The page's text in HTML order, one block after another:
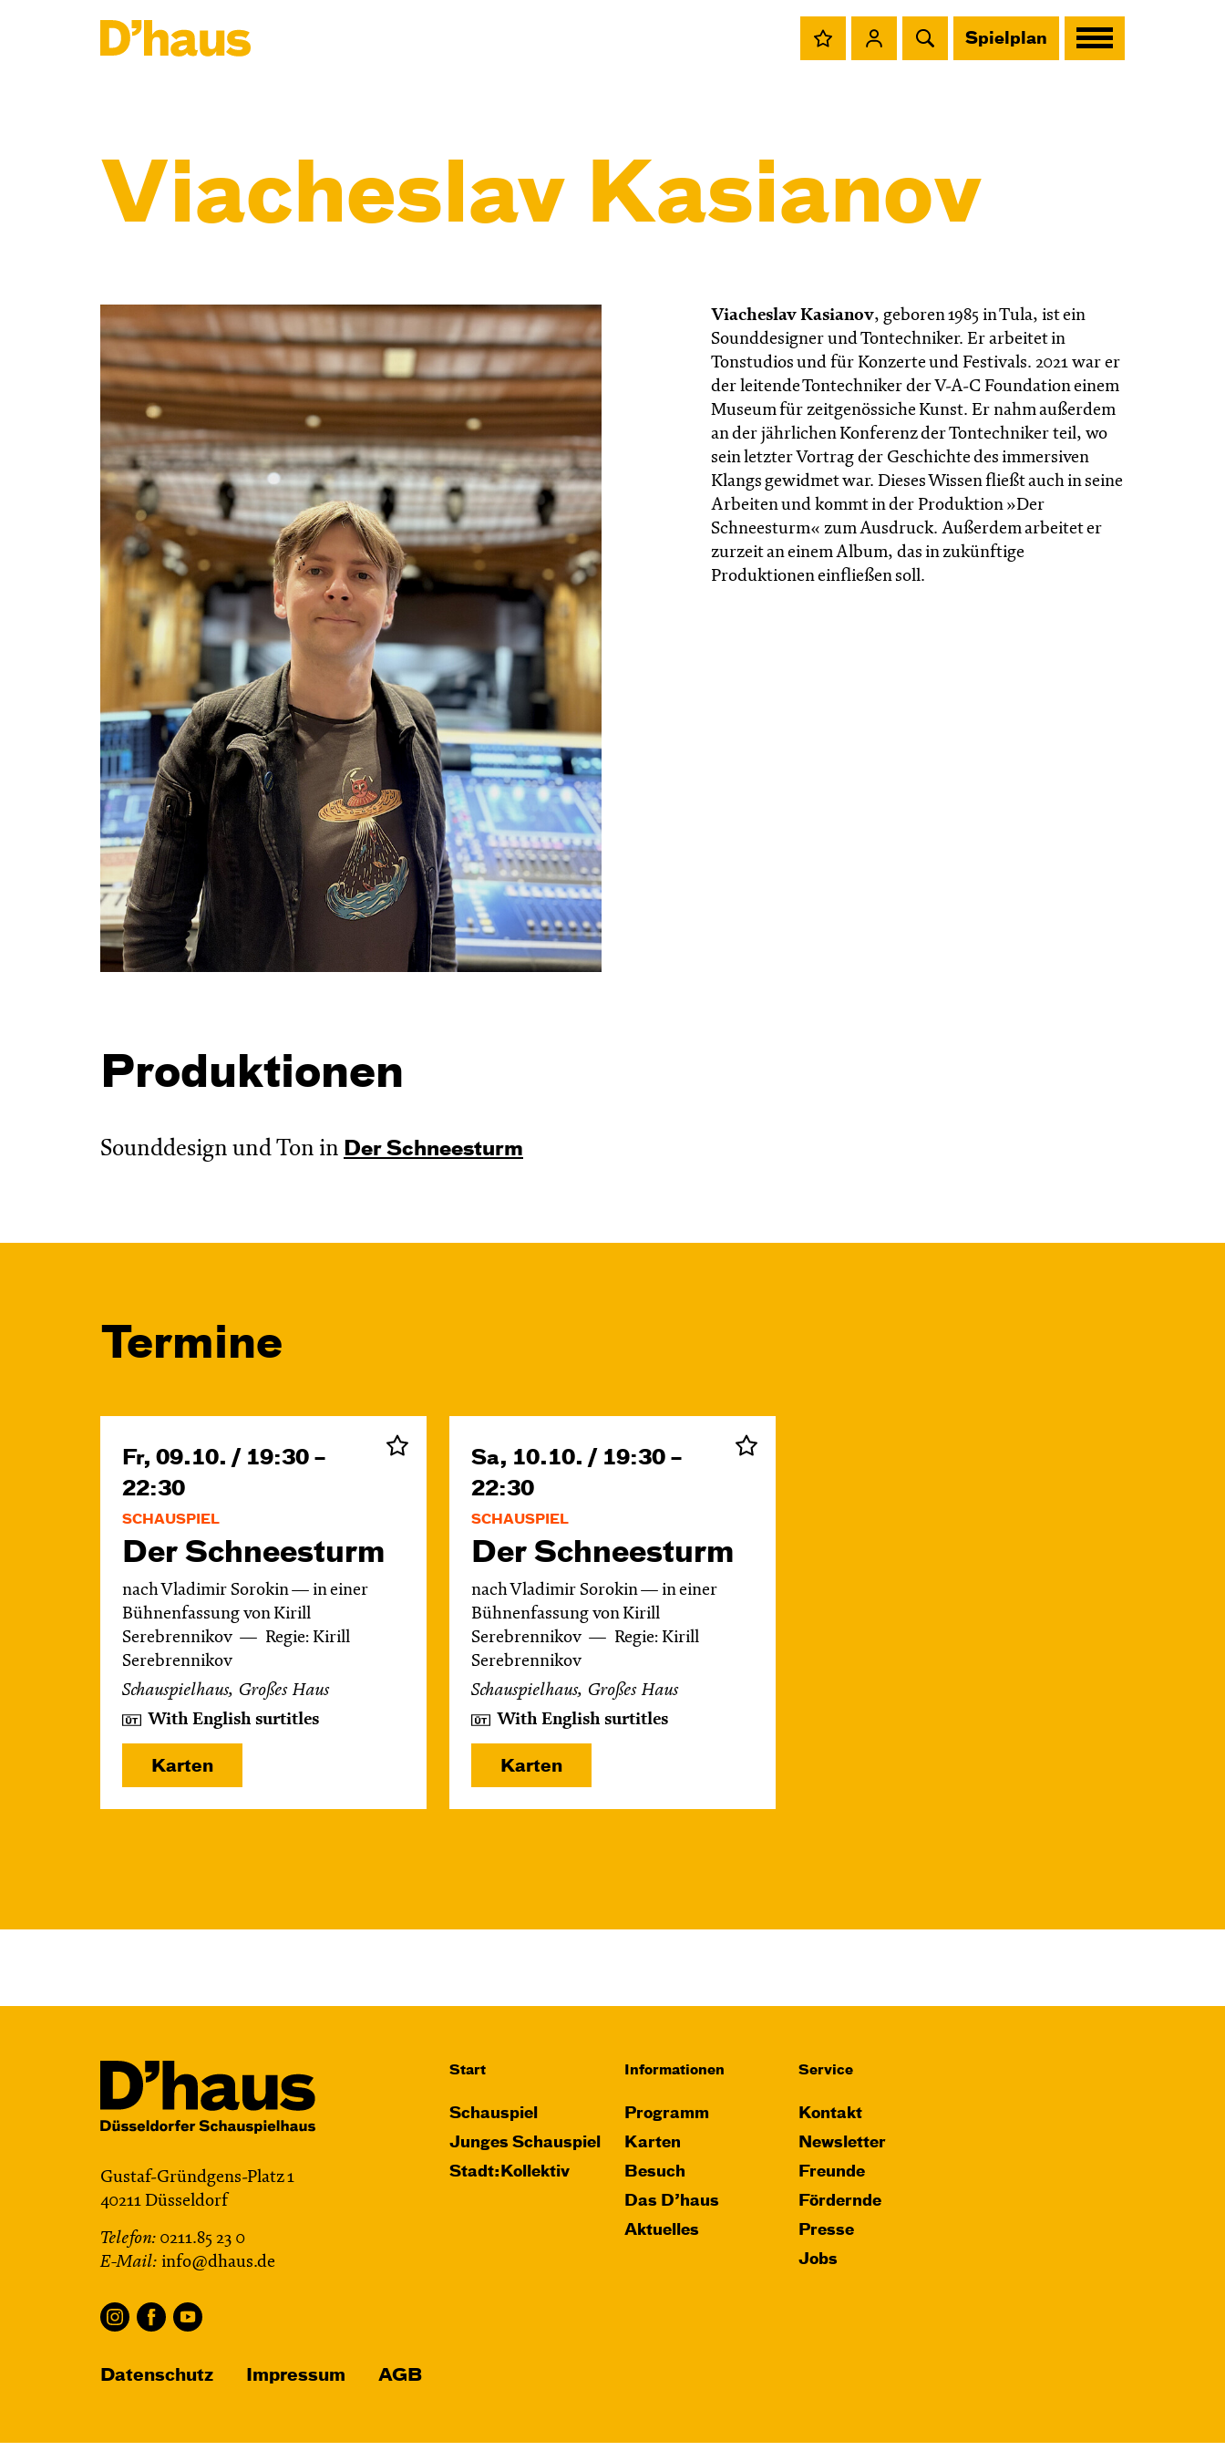
Spielplan
Viacheslav Kasianov
Viacheslav Kasianov, geboren 1985 in Tula, ist ein
Sounddesigner und Tontechniker. Er arbeitet in
Tonstudios und für Konzerte und Festivals. 2021 war er
der leitende Tontechniker der V-A-C Foundation einem
Museum für zeitgenössiche Kunst. Er nahm außerdem
an der jährlichen Konferenz der Tontechniker teil, wo
sein letzter Vortrag der Geschichte des immersiven
Klangs gewidmet war. Dieses Wissen fließt auch in seine
Arbeiten und kommt in der Produktion »Der
Schneesturm« zum Ausdruck. Außerdem arbeitet er
zurzeit an einem Album, das in zukünftige
Produktionen einfließen soll.
Produktionen
Sounddesign und Ton in Der Schnee­sturm
Termine
Fr, 09.10. / 19:30 –
22:30
SCHAUSPIEL
Der Schnee­sturm
nach Vladimir Sorokin — in einer
Bühnenfassung von Kirill
Serebrennikov
Regie: Kirill
Serebrennikov
Schauspielhaus, Großes Haus
With English surtitles
Karten
Sa, 10.10. / 19:30 –
22:30
SCHAUSPIEL
Der Schnee­sturm
nach Vladimir Sorokin — in einer
Bühnenfassung von Kirill
Serebrennikov
Regie: Kirill
Serebrennikov
Schauspielhaus, Großes Haus
With English surtitles
Karten
Gustaf-Gründgens-Platz 1
40211 Düsseldorf
Telefon: 0211.85 23 0
E-Mail: info@dhaus.de
Start
Schauspiel
Junges Schauspiel
Stadt:Kollektiv
Informationen
Programm
Karten
Besuch
Das D’haus
Aktuelles
Service
Kontakt
Newsletter
Freunde
Fördernde
Presse
Jobs
Datenschutz Impressum AGB